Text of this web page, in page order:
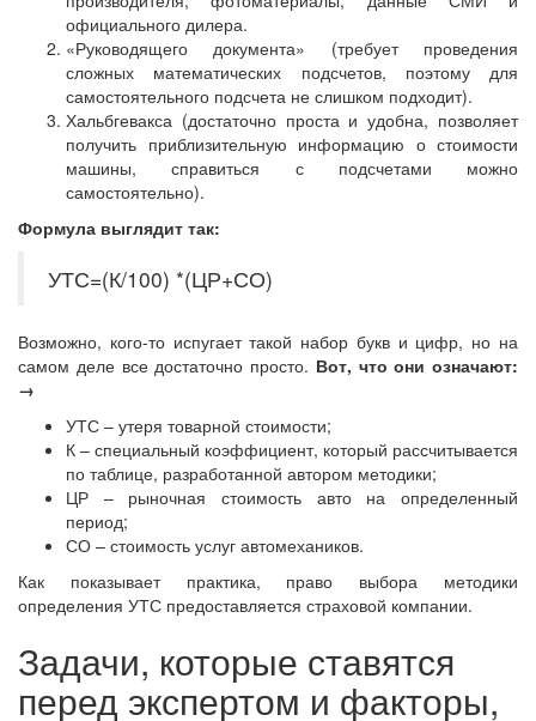
официального дилера.
«Руководящего документа» (требует проведения
сложных математических подсчетов, поэтому для
самостоятельного подсчета не слишком подходит).
Хальбгевакса (достаточно проста и удобна, позволяет
получить приблизительную информацию о стоимости
машины, справиться с подсчетами можно
самостоятельно).
Формула выглядит так:
УТС=(К/100) *(ЦР+СО)
Возможно, кого-то испугает такой набор букв и цифр, но на
самом деле все достаточно просто. Вот, что они означают:
→
УТС – утеря товарной стоимости;
К – специальный коэффициент, который рассчитывается
по таблице, разработанной автором методики;
ЦР – рыночная стоимость авто на определенный
период;
СО – стоимость услуг автомехаников.
Как показывает практика, право выбора методики
определения УТС предоставляется страховой компании.
Задачи, которые ставятся
перед экспертом и факторы,